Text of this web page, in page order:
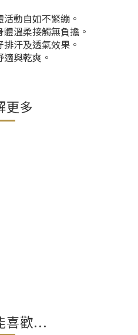
動自如不緊繃。
溫柔接觸無負擔。
汗及透氣效果。
與乾爽。
更多
喜歡...